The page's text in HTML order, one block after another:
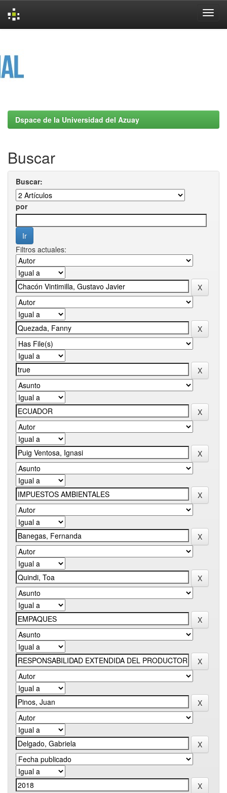
Dspace de la Universidad del Azuay
Buscar
Buscar:
por
Filtros actuales: